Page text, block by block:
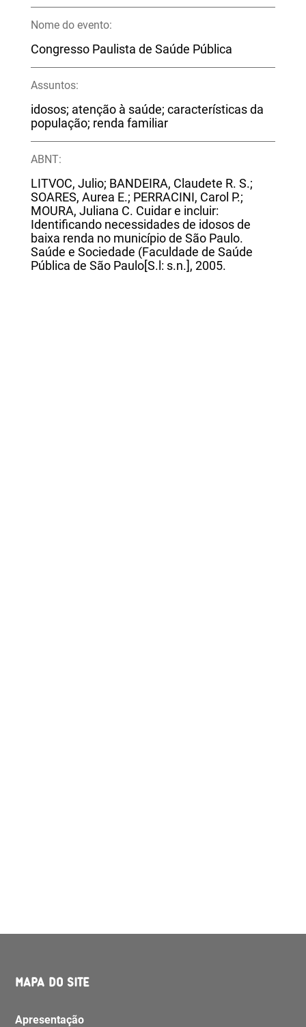
Nome do evento:
Congresso Paulista de Saúde Pública
Assuntos:
idosos; atenção à saúde; características da
população; renda familiar
ABNT:
LITVOC, Julio; BANDEIRA, Claudete R. S.;
SOARES, Aurea E.; PERRACINI, Carol P.;
MOURA, Juliana C. Cuidar e incluir:
Identificando necessidades de idosos de
baixa renda no município de São Paulo.
Saúde e Sociedade (Faculdade de Saúde
Pública de São Paulo[S.l: s.n.], 2005.
MAPA DO SITE
Apresentação